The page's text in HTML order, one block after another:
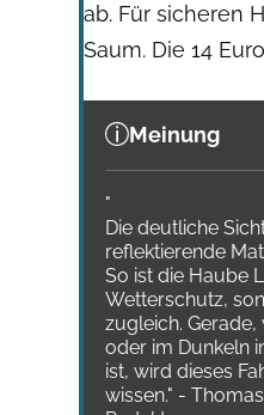
ab. Für sicheren
Saum. Die 14
Meinung
"
Die deutliche
reflektierende
So ist die Haube
Wetterschutz,
zugleich.
oder im Dunkeln
ist, wird dieses
wissen." -